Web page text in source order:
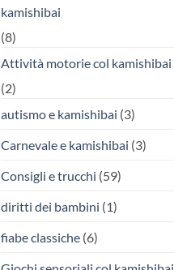
kamishibai
(8)
Attività motorie col kamishibai
(2)
autismo e kamishibai (3)
Carnevale e kamishibai (3)
Consigli e trucchi (59)
diritti dei bambini (1)
fiabe classiche(6)